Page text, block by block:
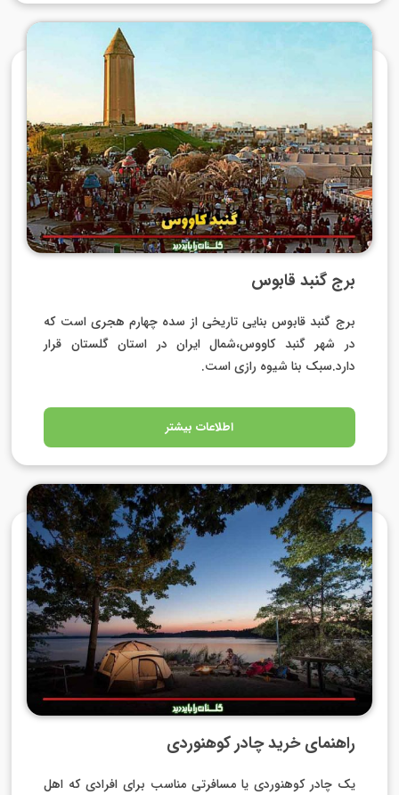
برج گنبد قابوس
برج گنبد قابوس بنایی تاریخی از سده چهارم هجری است که
در شهر گنبد کاووس،شمال ایران در استان گلستان قرار
دارد.سبک بنا شیوه رازی است.
اطلاعات بیشتر
راهنمای خرید چادر کوهنوردی
یک چادر کوهنوردی یا مسافرتی مناسب برای افرادی که اهل